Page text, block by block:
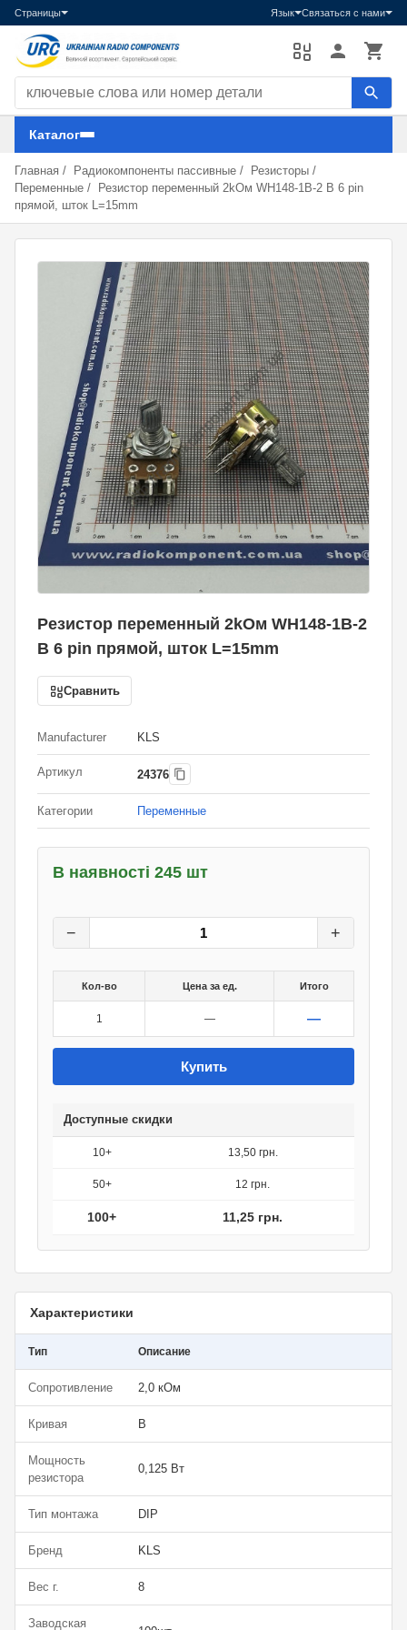
Страницы Язык Связаться с нами
Каталог
Главная / Радиокомпоненты пассивные / Резисторы /
Переменные /
Резистор переменный 2kОм WH148-1B-2 B 6 pin
прямой, шток L=15mm
Резистор переменный 2kОм WH148-1B-2
B 6 pin прямой, шток L=15mm
Сравнить
Manufacturer KLS
Артикул 24376
Категории Переменные
В наявності 245 шт
− +
Кол-во Цена за ед. Итого
1 — —
Купить
Доступные скидки
10+ 13,50 грн.
50+ 12 грн.
100+ 11,25 грн.
Характеристики
Тип Описание
Сопротивление 2,0 кОм
Кривая B
Мощность
резистора
0,125 Вт
Тип монтажа DIP
Бренд KLS
Вес г. 8
Заводская